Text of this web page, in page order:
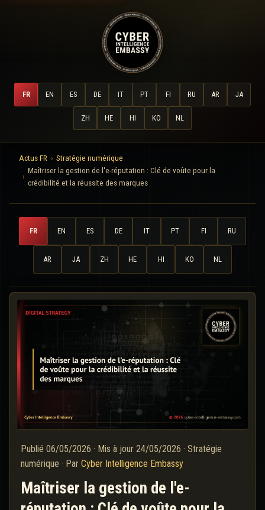
FR EN ES DE IT PT FI RU AR JA
ZH HE HI KO NL
Actus FR
Stratégie numérique
Maîtriser la gestion de l'e-réputation : Clé de voûte pour la
crédibilité et la réussite des marques
FR EN ES DE IT PT FI RU
AR JA ZH HE HI KO NL
Publié 06/05/2026 · Mis à jour 24/05/2026 · Stratégie
numérique · Par Cyber Intelligence Embassy
Maîtriser la gestion de l'e-